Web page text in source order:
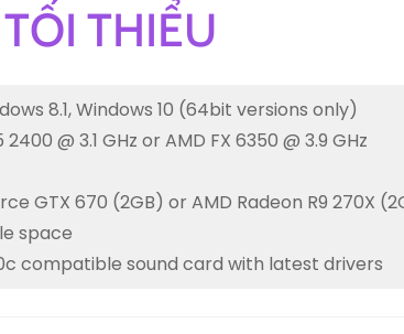
THIỂU
8.1, Windows 10 (64bit versions only)
@ 3.1 GHz or AMD FX 6350 @ 3.9 GHz
GTX 670 (2GB) or AMD Radeon R9 270X
space
compatible sound card with latest drivers